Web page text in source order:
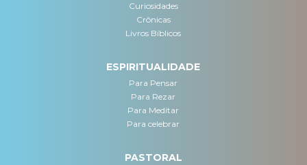
Curiosidades
Crônicas
Livros Bíblicos
ESPIRITUALIDADE
Para Pensar
Para Rezar
Para Meditar
Para celebrar
PASTORAL